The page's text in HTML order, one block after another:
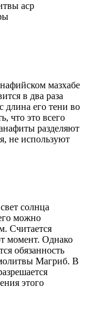
аср
мазхабе
в два раза
длина его тени во
что это всего
разделяют
не используют
солнца
можно
Считается
момент. Однако
обязанность
Магриб. В
этого